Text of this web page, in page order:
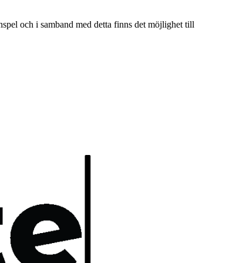
och i samband med detta finns det möjlighet till